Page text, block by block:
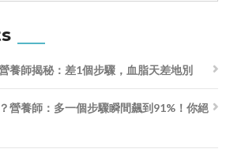
養師揭秘：差1個步驟，血脂天差地別
營養師：多一個步驟瞬間飆到91%！你絕